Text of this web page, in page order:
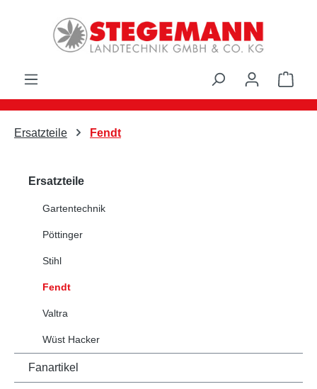
Zum Hauptinhalt springen
Ersatzteile Fendt
Ersatzteile
Gartentechnik
Pöttinger
Stihl
Fendt
Valtra
Wüst Hacker
Fanartikel